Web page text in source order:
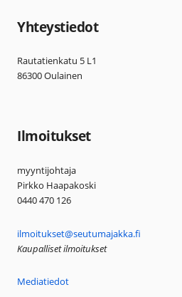
Yhteystiedot
Rautatienkatu 5 L1
86300 Oulainen
Ilmoitukset
myyntijohtaja
Pirkko Haapakoski
0440 470 126
ilmoitukset@seutumajakka.fi
Kaupalliset ilmoitukset
Mediatiedot